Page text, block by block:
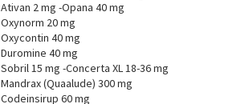
Ativan 2 mg -Opana 40 mg
Oxynorm 20 mg
Oxycontin 40 mg
Duromine 40 mg
Sobril 15 mg -Concerta XL 18-36 mg
Mandrax (Quaalude) 300 mg
Codeinsirup 60 mg